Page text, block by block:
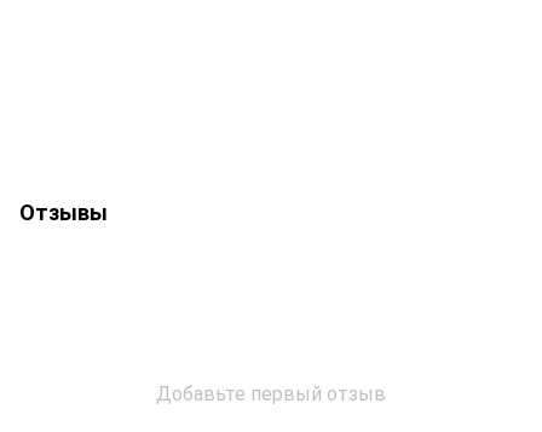
Отзывы
Добавьте первый отзыв